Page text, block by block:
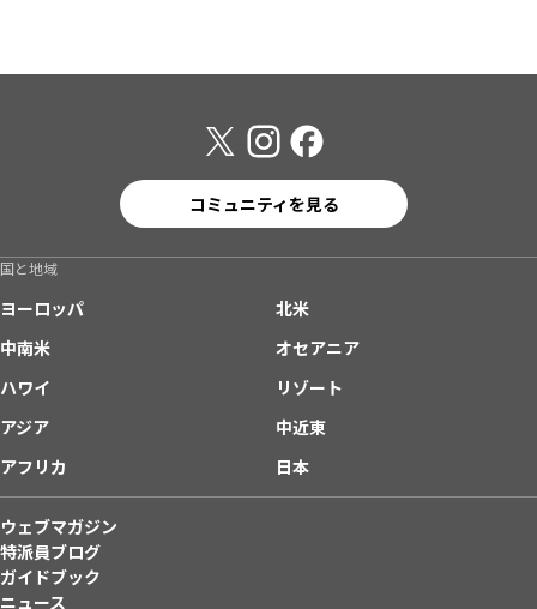
コミュニティを見る
国と地域
ヨーロッパ
北米
中南米
オセアニア
ハワイ
リゾート
アジア
中近東
アフリカ
日本
ウェブマガジン
特派員ブログ
ガイドブック
ニュース